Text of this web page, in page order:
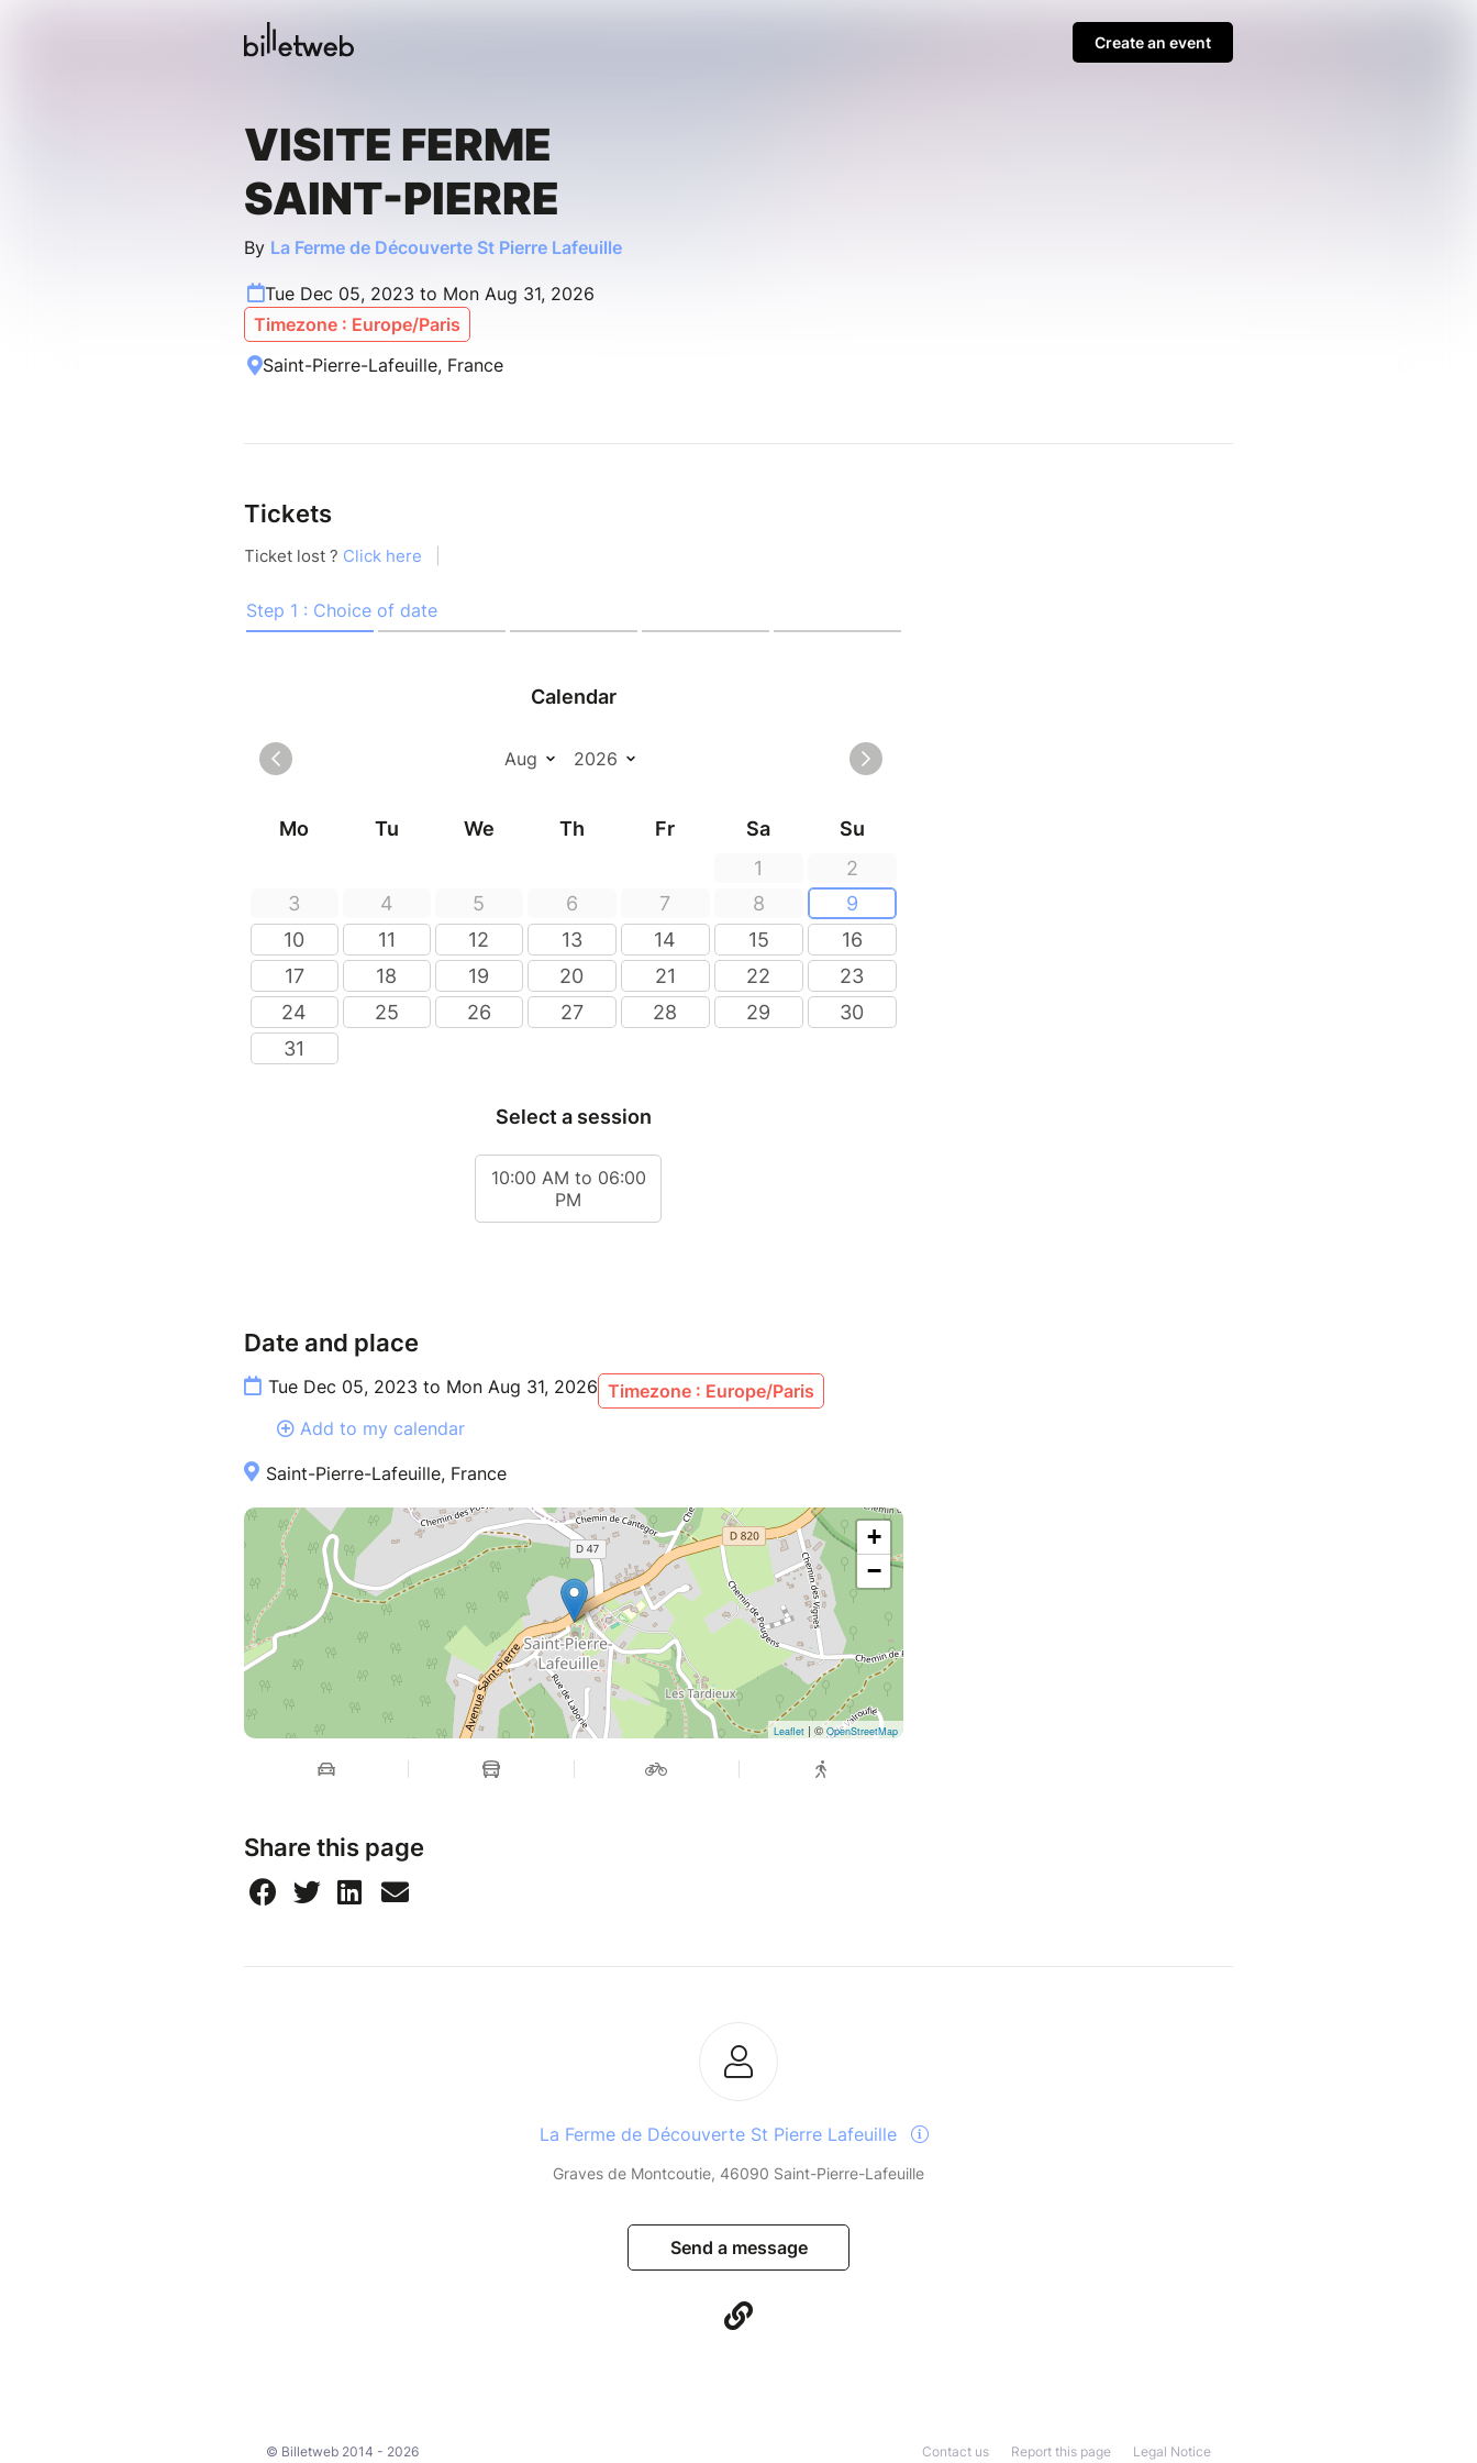
Create an event
VISITE FERME
SAINT-PIERRE
By La Ferme de Découverte St Pierre Lafeuille
Tue Dec 05, 2023 to Mon Aug 31, 2026
Timezone : Europe/Paris
Saint-Pierre-Lafeuille, France
Tickets
Date and place
Tue Dec 05, 2023 to Mon Aug 31, 2026 Timezone : Europe/Paris
Add to my calendar
Saint-Pierre-Lafeuille, France
+
−
Leaflet | ©OpenStreetMap
Share this page
La Ferme de Découverte St Pierre Lafeuille
Graves de Montcoutie, 46090 Saint-Pierre-Lafeuille
Send a message
© Billetweb 2014 - 2026 Legal Notice
Report this page
Contact us